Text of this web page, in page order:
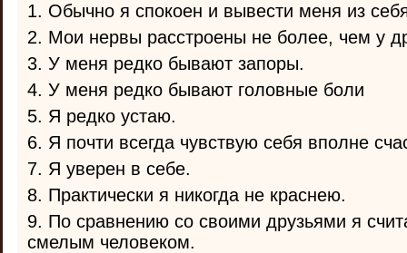
1. Обычно я спокоен и вывести меня из
2. Мои нервы расстроены не более, чем у
3. У меня редко бывают запоры.
4. У меня редко бывают головные боли
5. Я редко устаю.
6. Я почти всегда чувствую себя вполне
7. Я уверен в себе.
8. Практически я никогда не краснею.
9. По сравнению со своими друзьями я
смелым человеком.